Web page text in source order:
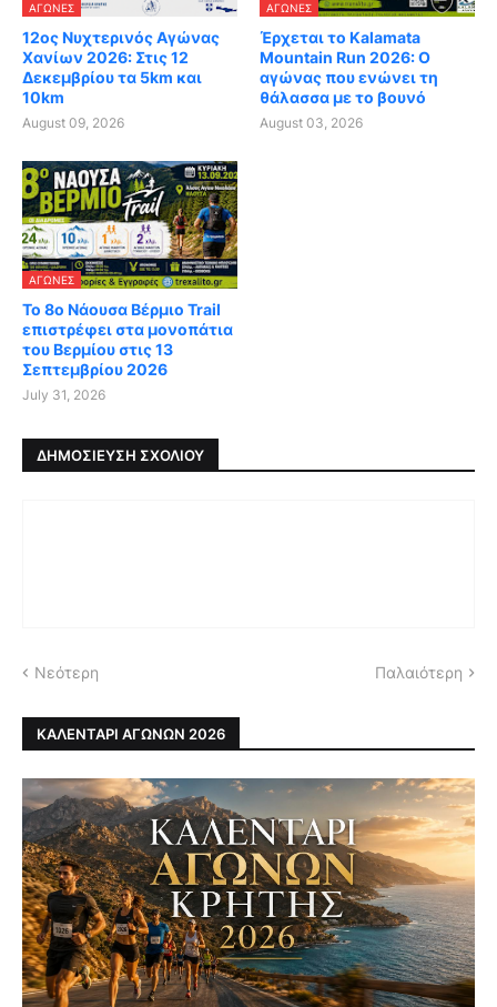
ΑΓΏΝΕΣ
12ος Νυχτερινός Αγώνας
Χανίων 2026: Στις 12
Δεκεμβρίου τα 5km και
10km
August 09, 2026
ΑΓΏΝΕΣ
Έρχεται το Kalamata
Mountain Run 2026: Ο
αγώνας που ενώνει τη
θάλασσα με το βουνό
August 03, 2026
ΑΓΏΝΕΣ
Το 8ο Νάουσα Βέρμιο Trail
επιστρέφει στα μονοπάτια
του Βερμίου στις 13
Σεπτεμβρίου 2026
July 31, 2026
ΔΗΜΟΣΊΕΥΣΗ ΣΧΟΛΊΟΥ
Νεότερη Παλαιότερη
ΚΑΛΕΝΤΑΡΙ ΑΓΩΝΩΝ 2026